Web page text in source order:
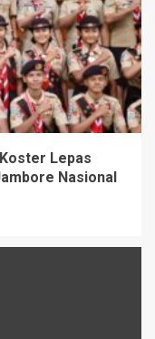
Lepas
Nasional